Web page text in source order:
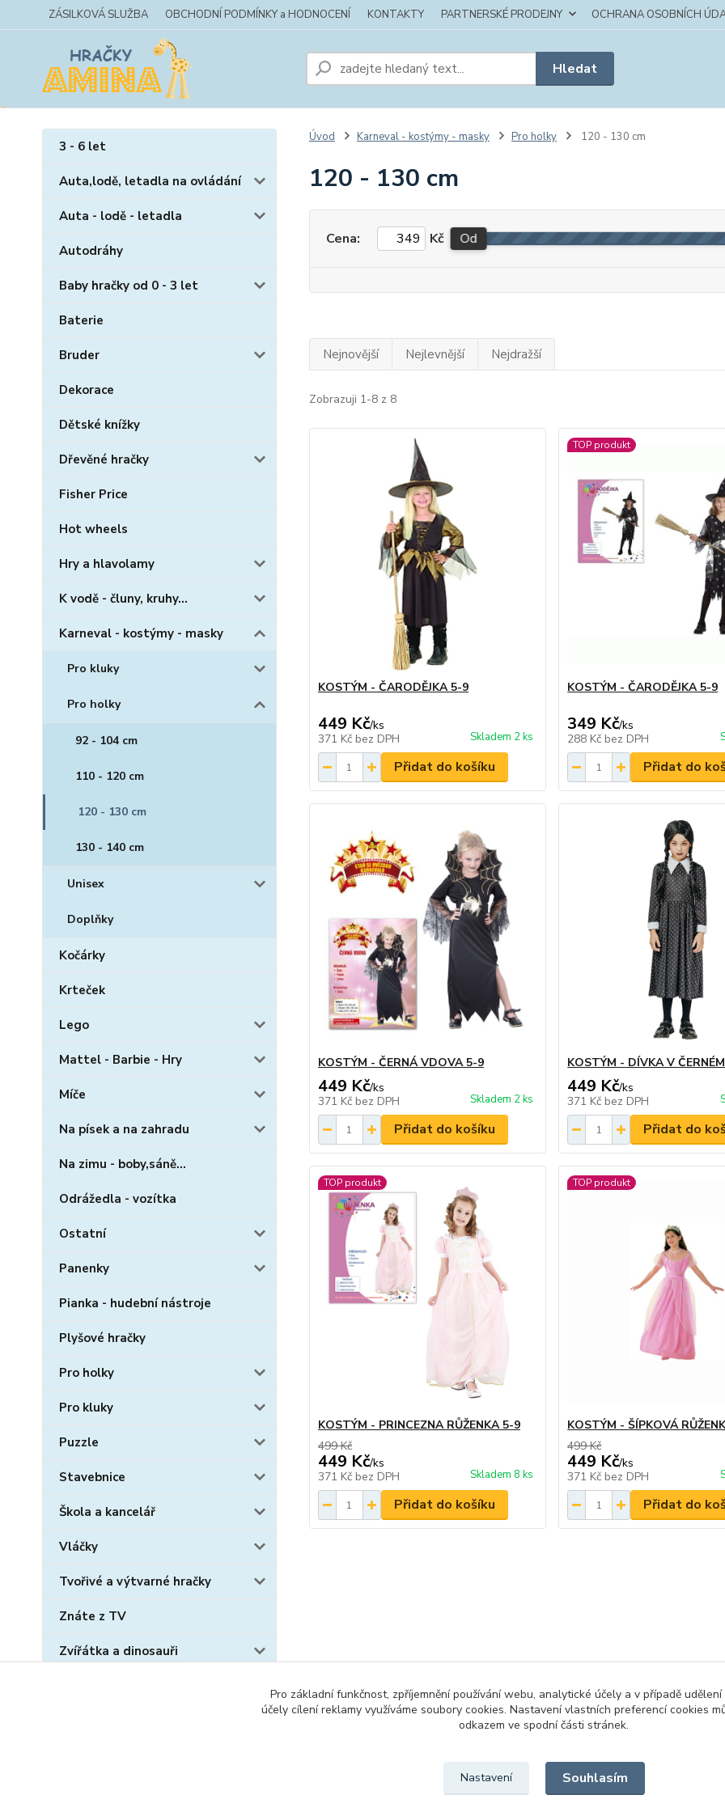
ZÁSILKOVÁ SLUŽBA OBCHODNÍ PODMÍNKY a HODNOCENÍ KONTAKTY PARTNERSKÉ PRODEJNY OCHRANA OSOBNÍCH
Hledat
3 - 6 let
Auta,lodě, letadla na ovládání
Auta - lodě - letadla
Autodráhy
Baby hračky od 0 - 3 let
Baterie
Bruder
Dekorace
Dětské knížky
Dřevěné hračky
Fisher Price
Hot wheels
Hry a hlavolamy
K vodě - čluny, kruhy...
Karneval - kostýmy - masky
Pro kluky
Pro holky
92 - 104 cm
110 - 120 cm
120 - 130 cm
130 - 140 cm
Unisex
Doplňky
Kočárky
Krteček
Lego
Mattel - Barbie - Hry
Míče
Na písek a na zahradu
Na zimu - boby,sáně...
Odrážedla - vozítka
Ostatní
Panenky
Pianka - hudební nástroje
Plyšové hračky
Pro holky
Pro kluky
Puzzle
Stavebnice
Škola a kancelář
Vláčky
Tvořivé a výtvarné hračky
Znáte z TV
Zvířátka a dinosauři
Úvod Karneval - kostýmy - masky Pro holky 120 - 130 cm
120 - 130 cm
Cena: Kč Od
Nejnovější Nejlevnější Nejdražší
Zobrazuji 1-8 z 8
KOSTÝM - ČARODĚJKA 5-9
449 Kč/ks
371 Kč bez DPH Skladem 2 ks
Přidat do košíku
TOP produkt
KOSTÝM - ČARODĚJKA 5-9
349 Kč/ks
288 Kč bez DPH
Přidat do
KOSTÝM - ČERNÁ VDOVA 5-9
449 Kč/ks
371 Kč bez DPH Skladem 2 ks
Přidat do košíku
KOSTÝM - DÍVKA V
449 Kč/ks
371 Kč bez DPH
Přidat do
TOP produkt
KOSTÝM - PRINCEZNA RŮŽENKA 5-9
499 Kč
449 Kč/ks
371 Kč bez DPH Skladem 8 ks
Přidat do košíku
TOP produkt
KOSTÝM - ŠÍPKOVÁ
499 Kč
449 Kč/ks
371 Kč bez DPH
Přidat do
Pro základní funkčnost, zpříjemnění používání webu, analytické účely a v případě
účely cílení reklamy využíváme soubory cookies. Nastavení vlastních preferencí cookies
odkazem ve spodní části stránek.
Nastavení Souhlasím